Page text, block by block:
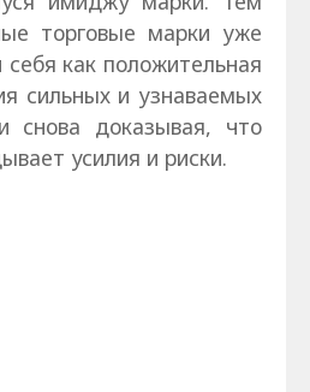
торговые марки уже
как положительная
сильных и узнаваемых
снова доказывая, что
усилия и риски.